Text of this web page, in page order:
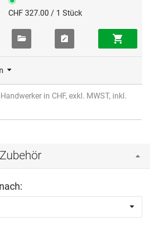
CHF 327.00 / 1 Stück
in CHF, exkl. MWST, inkl.